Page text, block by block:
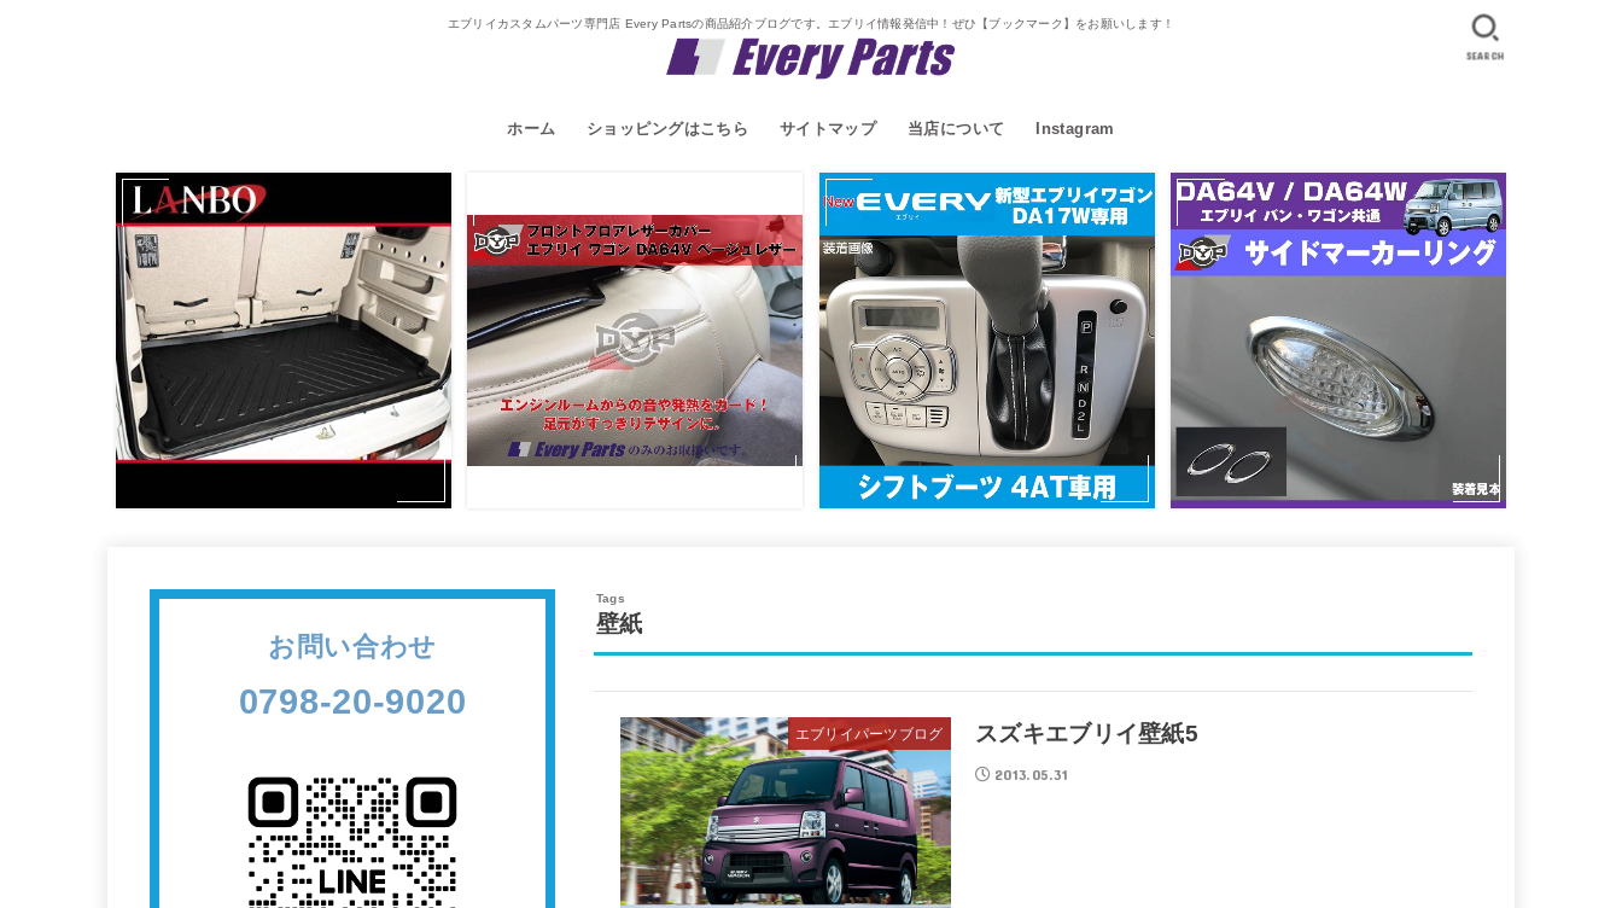
エブリイカスタムパーツ専門店 Every Partsの商品紹介ブログです。エブリイ情報発信中！ぜひ【ブックマーク】をお願いします！
ホーム ショッピングはこちら サイトマップ 当店について Instagram
SEARCH
壁紙
エブリイパーツブログ スズキエブリイ壁紙5
2013.05.31
お問い合わせ
0798-20-9020